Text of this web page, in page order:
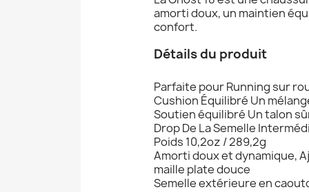
amorti doux, un maintien
confort.
Détails du produit
Parfaite pour Running sur
Cushion Équilibré Un
Soutien équilibré Un talon
Drop De La Semelle
Poids 10,2oz / 289,2g
Amorti doux et dynamique,
maille plate douce
Semelle extérieure en